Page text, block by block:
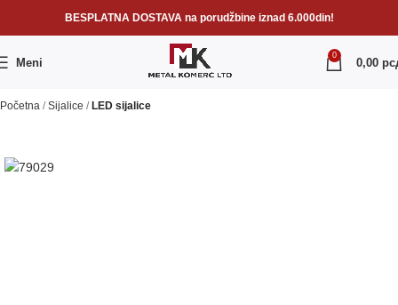
BESPLATNA DOSTAVA na porudžbine iznad 6.000din!
Meni
0
0,00
Početna Sijalice LED sijalice